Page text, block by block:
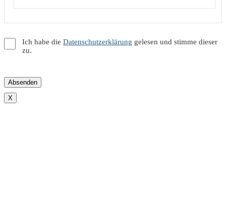
Ich habe die Datenschutzerklärung gelesen und stimme dieser
zu.
X